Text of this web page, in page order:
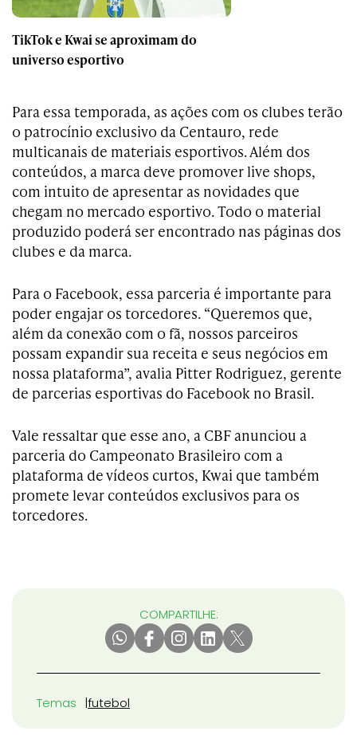
TikTok e Kwai se aproximam do
universo esportivo
Para essa temporada, as ações com os clubes terão
o patrocínio exclusivo da Centauro, rede
multicanais de materiais esportivos. Além dos
conteúdos, a marca deve promover live shops,
com intuito de apresentar as novidades que
chegam no mercado esportivo. Todo o material
produzido poderá ser encontrado nas páginas dos
clubes e da marca.
Para o Facebook, essa parceria é importante para
poder engajar os torcedores. “Queremos que,
além da conexão com o fã, nossos parceiros
possam expandir sua receita e seus negócios em
nossa plataforma”, avalia Pitter Rodriguez, gerente
de parcerias esportivas do Facebook no Brasil.
Vale ressaltar que esse ano, a CBF anunciou a
parceria do Campeonato Brasileiro com a
plataforma de vídeos curtos, Kwai que também
promete levar conteúdos exclusivos para os
torcedores.
COMPARTILHE:
Temas futebol